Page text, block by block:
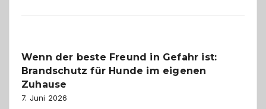
und
herzlich
Wenn der beste Freund in Gefahr ist:
Brandschutz für Hunde im eigenen
Zuhause
7. Juni 2026